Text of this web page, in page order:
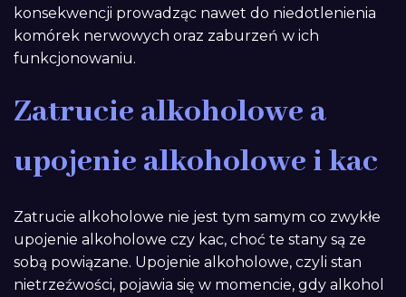
konsekwencji prowadząc nawet do niedotlenienia
komórek nerwowych oraz zaburzeń w ich
funkcjonowaniu.
Zatrucie alkoholowe a
upojenie alkoholowe i kac
Zatrucie alkoholowe nie jest tym samym co zwykłe
upojenie alkoholowe czy kac, choć te stany są ze
sobą powiązane. Upojenie alkoholowe, czyli stan
nietrzeźwości, pojawia się w momencie, gdy alkohol